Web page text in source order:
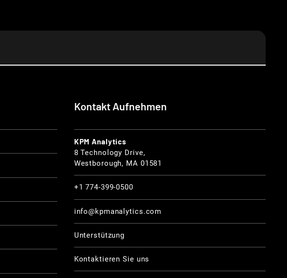
Kontakt Aufnehmen
KPM Analytics
8 Technology Drive,
Westborough, MA 01581
+1 774-399-0500
info@kpmanalytics.com
Unterstützung
Kontaktieren Sie uns